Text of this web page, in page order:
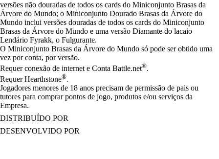
versões não douradas de todos os cards do Miniconjunto Brasas da
Árvore do Mundo; o Miniconjunto Dourado Brasas da Árvore do
Mundo inclui versões douradas de todos os cards do Miniconjunto
Brasas da Árvore do Mundo e uma versão Diamante do lacaio
Lendário Fyrakk, o Fulgurante.
O Miniconjunto Brasas da Árvore do Mundo só pode ser obtido uma
vez por conta, por versão.
Requer conexão de internet e Conta Battle.net®.
Requer Hearthstone®.
Jogadores menores de 18 anos precisam de permissão de pais ou
tutores para comprar pontos de jogo, produtos e/ou serviços da
Empresa.
DISTRIBUÍDO POR
DESENVOLVIDO POR